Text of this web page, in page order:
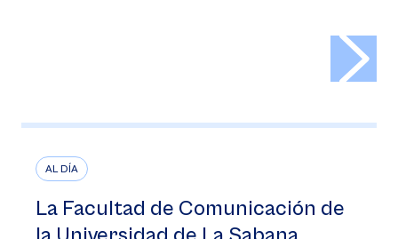
AL DÍA
La Facultad de Comunicación de